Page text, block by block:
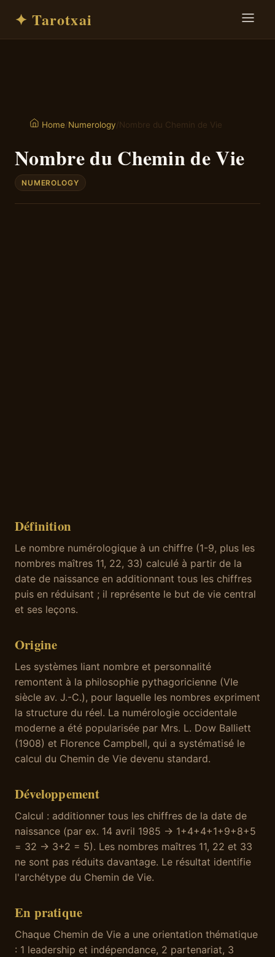
✦ Tarotxai
Home/Numerology/Nombre du Chemin de Vie
Nombre du Chemin de Vie
NUMEROLOGY
Définition
Le nombre numérologique à un chiffre (1-9, plus les
nombres maîtres 11, 22, 33) calculé à partir de la
date de naissance en additionnant tous les chiffres
puis en réduisant ; il représente le but de vie central
et ses leçons.
Origine
Les systèmes liant nombre et personnalité
remontent à la philosophie pythagoricienne (VIe
siècle av. J.-C.), pour laquelle les nombres expriment
la structure du réel. La numérologie occidentale
moderne a été popularisée par Mrs. L. Dow Balliett
(1908) et Florence Campbell, qui a systématisé le
calcul du Chemin de Vie devenu standard.
Développement
Calcul : additionner tous les chiffres de la date de
naissance (par ex. 14 avril 1985 → 1+4+4+1+9+8+5
= 32 → 3+2 = 5). Les nombres maîtres 11, 22 et 33
ne sont pas réduits davantage. Le résultat identifie
l'archétype du Chemin de Vie.
En pratique
Chaque Chemin de Vie a une orientation thématique
: 1 leadership et indépendance, 2 partenariat, 3